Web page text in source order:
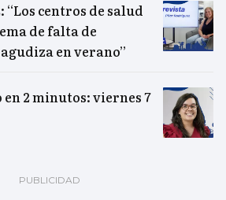
centros de salud
de falta de
en verano”
2 minutos: viernes 7